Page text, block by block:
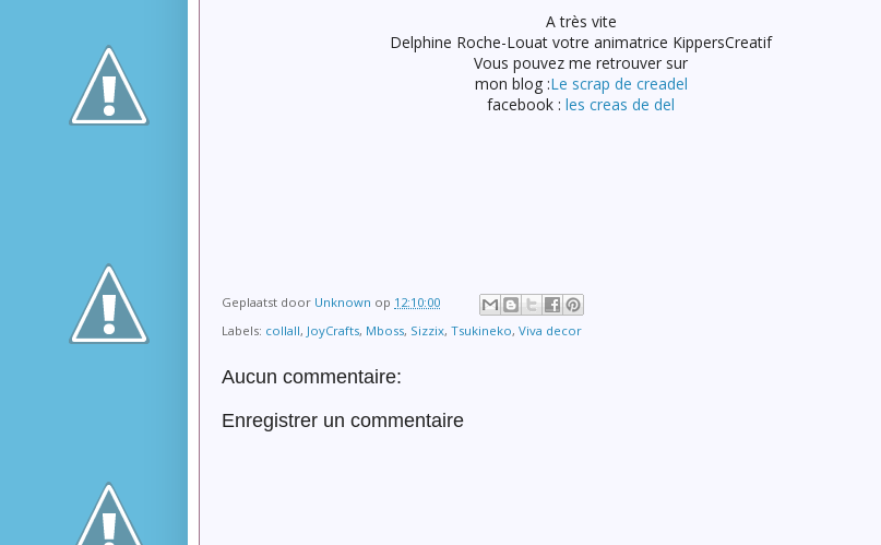
A très vite
Delphine Roche-Louat votre animatrice KippersCreatif
Vous pouvez me retrouver sur
mon blog :Le scrap de creadel
facebook : les creas de del
Geplaatst door Unknown op 12:10:00
Labels: collall, JoyCrafts, Mboss, Sizzix, Tsukineko, Viva decor
Aucun commentaire:
Enregistrer un commentaire